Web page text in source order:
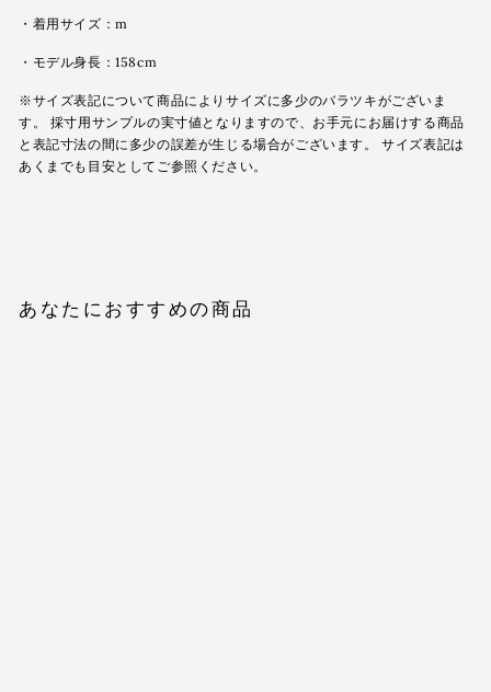
・着用サイズ：m
・モデル身長：158cm
※サイズ表記について商品によりサイズに多少のバラツキがございま
す。 採寸用サンプルの実寸値となりますので、お手元にお届けする商品
と表記寸法の間に多少の誤差が生じる場合がございます。 サイズ表記は
あくまでも目安としてご参照ください。
あなたにおすすめの商品